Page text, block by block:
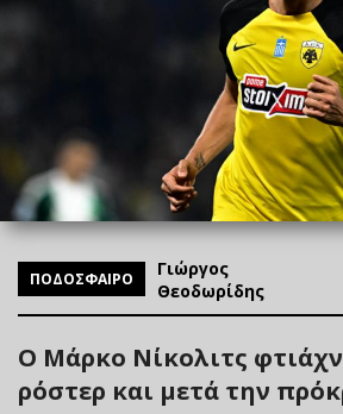
ΠΟΔΟΣΦΑΙΡΟ
Γιώργος
Θεοδωρίδης
Ο Μάρκο Νίκολιτς
ρόστερ και μετά την